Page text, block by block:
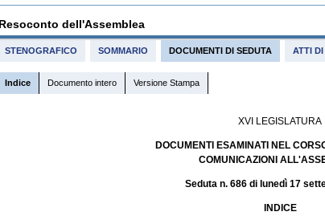
Resoconto dell'Assemblea
STENOGRAFICO SOMMARIO DOCUMENTI DI SEDUTA ATTI
Indice Documento intero Versione Stampa
XVI LEGISLATURA
DOCUMENTI ESAMINATI NEL
COMUNICAZIONI
Seduta n. 686 di lunedì 17
INDICE